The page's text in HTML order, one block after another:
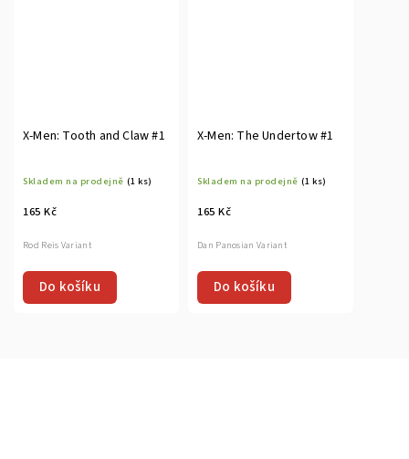
X-Men: Tooth and Claw #1
Skladem na prodejně (1 ks)
165 Kč
Do košíku
Rod Reis Variant
X-Men: The Undertow #1
Skladem na prodejně (1 ks)
165 Kč
Do košíku
Dan Panosian Variant